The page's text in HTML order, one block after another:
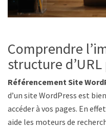
Comprendre
structure
Référencement Site
d’un site WordPress est
accéder à vos pages. En
aide les moteurs de